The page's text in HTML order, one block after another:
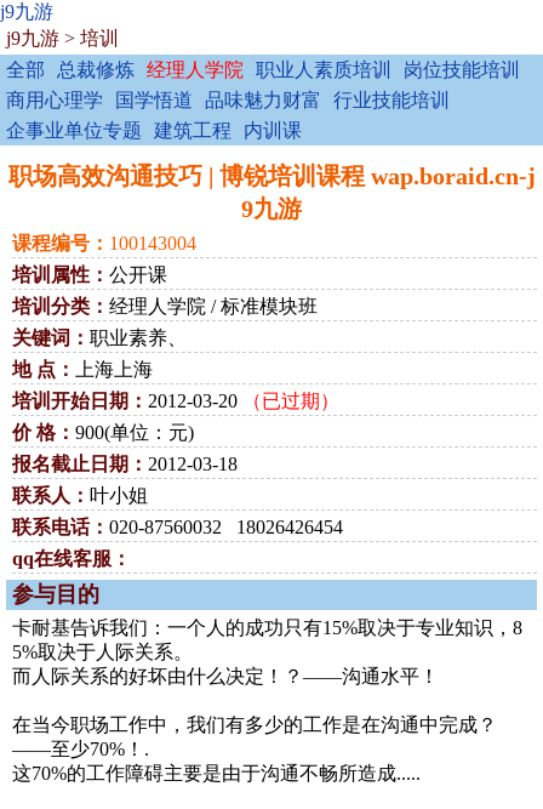
j9九游
j9九游 > 培训
全部
总裁修炼 经理人学院 职业人素质培训
岗位技能培训
商用心理学
国学悟道 品味魅力财富
行业技能培训
企事业单位专题
建筑工程 内训课
职场高效沟通技巧 | 博锐培训课程 wap.boraid.cn-j
9九游
课程编号： 100143004
培训属性： 公开课
培训分类： 经理人学院 / 标准模块班
关键词： 职业素养、
地 点：
上海上海
培训开始日期： 2012-03-20
（已过期）
价 格： 900(单位：元)
报名截止日期： 2012-03-18
联系人： 叶小姐
联系电话： 020-87560032 18026426454
qq在线客服：
参与目的
卡耐基告诉我们：一个人的成功只有15%取决于专业知识，8
5%取决于人际关系。
而人际关系的好坏由什么决定！？——沟通水平！
在当今职场工作中，我们有多少的工作是在沟通中完成？
——至少70%！.
这70%的工作障碍主要是由于沟通不畅所造成.....